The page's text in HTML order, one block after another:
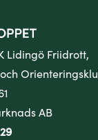
Lidingö Friidrott,
AB